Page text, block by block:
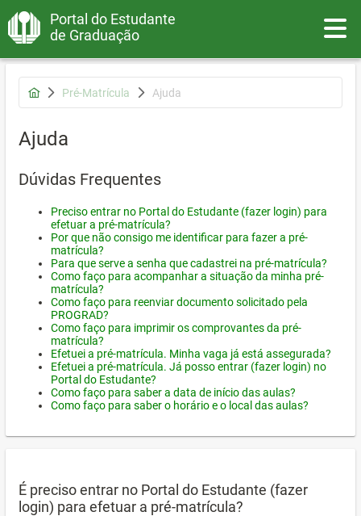
Portal do Estudante
de Graduação
Pré-Matrícula Ajuda
Ajuda
Dúvidas Frequentes
Preciso entrar no Portal do Estudante (fazer login) para
efetuar a pré-matrícula?
Por que não consigo me identificar para fazer a pré-
matrícula?
Para que serve a senha que cadastrei na pré-matrícula?
Como faço para acompanhar a situação da minha pré-
matrícula?
Como faço para reenviar documento solicitado pela
PROGRAD?
Como faço para imprimir os comprovantes da pré-
matrícula?
Efetuei a pré-matrícula. Minha vaga já está assegurada?
Efetuei a pré-matrícula. Já posso entrar (fazer login) no
Portal do Estudante?
Como faço para saber a data de início das aulas?
Como faço para saber o horário e o local das aulas?
É preciso entrar no Portal do Estudante (fazer
login) para efetuar a pré-matrícula?